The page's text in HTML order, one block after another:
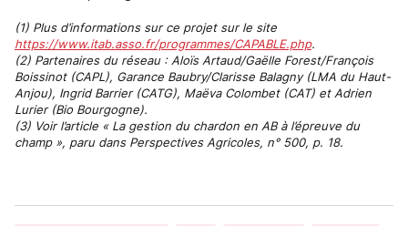
(1) Plus d’informations sur ce projet sur le site
https://www.itab.asso.fr/programmes/CAPABLE.php.
(2) Partenaires du réseau : Aloïs Artaud/Gaëlle Forest/François
Boissinot (CAPL), Garance Baubry/Clarisse Balagny (LMA du Haut-
Anjou), Ingrid Barrier (CATG), Maëva Colombet (CAT) et Adrien
Lurier (Bio Bourgogne).
(3) Voir l’article « La gestion du chardon en AB à l’épreuve du
champ », paru dans Perspectives Agricoles, n° 500, p. 18.